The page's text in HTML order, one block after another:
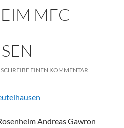
MFC
SCHREIBE EINEN KOMMENTAR
Andreas Gawron